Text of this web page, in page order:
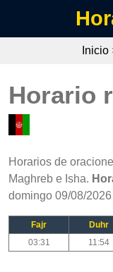
Inicio
Horario
Horarios de
Maghreb e Isha.
domingo 09/08/
Fajr Duhr
03:31
11:54